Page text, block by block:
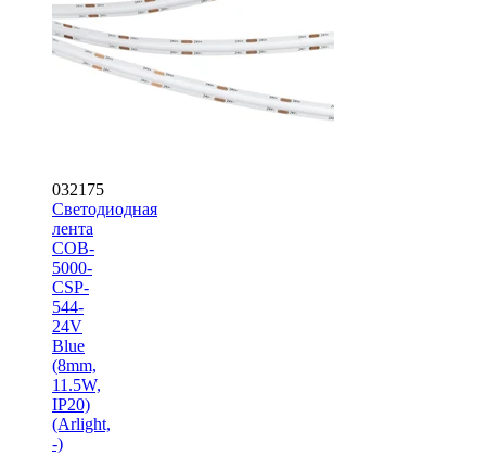
032175
Светодиодная
лента
COB-
5000-
CSP-
544-
24V
Blue
(8mm,
11.5W,
IP20)
(Arlight,
-)